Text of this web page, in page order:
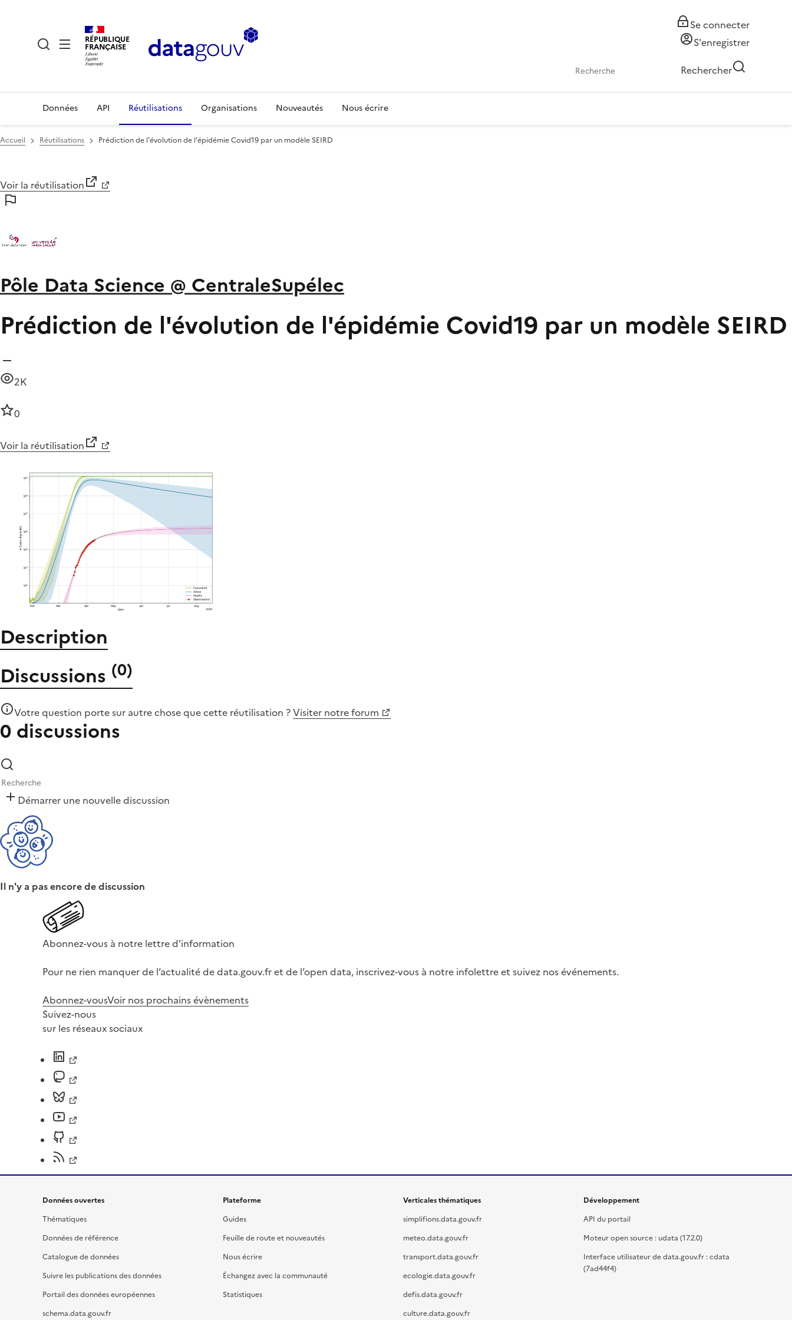
RÉPUBLIQUE
FRANÇAISE
Se connecter
S'enregistrer
Rechercher
Données API Réutilisations Organisations Nouveautés Nous écrire
Accueil Réutilisations Prédiction de l'évolution de l'épidémie Covid19 par un modèle SEIRD
Voir la réutilisation
Pôle Data Science @ CentraleSupélec
Prédiction de l'évolution de l'épidémie Covid19 par un modèle SEIRD
2K
0
Voir la réutilisation
Description
Discussions (0)
Votre question porte sur autre chose quecette réutilisation ?Visiter notre forum
0 discussions
Démarrer une nouvelle discussion
Il n'y a pas encore de discussion
Abonnez-vous à notre lettre d'information
Pour ne rien manquer de l’actualité de data.gouv.fr et de l’open data, inscrivez-vous à notre infolettre et suivez nos événements.
Abonnez-vousVoir nos prochains évènements
Suivez-nous
sur les réseaux sociaux
Données ouvertes
Thématiques
Données de référence
Catalogue de données
Suivre les publications des données
Portail des données européennes
schema.data.gouv.fr
Plateforme
Guides
Feuille de route et nouveautés
Nous écrire
Échangez avec la communauté
Statistiques
Verticales thématiques
simplifions.data.gouv.fr
meteo.data.gouv.fr
transport.data.gouv.fr
ecologie.data.gouv.fr
defis.data.gouv.fr
culture.data.gouv.fr
Développement
API du portail
Moteur open source : udata (17.2.0)
Interface utilisateur de data.gouv.fr : cdata
(7ad44f4)